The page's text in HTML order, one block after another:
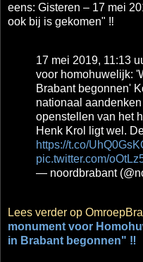
eens: Gisteren – 17 mei
ook bij is gekomen" ‼
17 mei 2019, 11:13
voor homohuwelijk:
Brabant begonnen'
nationaal
openstellen van het
Henk Krol ligt wel.
https://t.co/
pic.twitter.com/
— noordbrabant
Lees verder op
monument voor
in Brabant begonnen" ‼